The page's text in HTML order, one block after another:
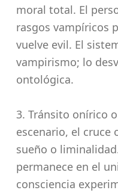
moral total. El
rasgos vampíricos
vuelve evil. El
vampirismo; lo
ontológica.
3. Tránsito onírico
escenario, el cruce
sueño o
permanece en el
consciencia